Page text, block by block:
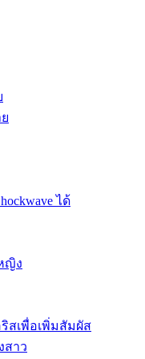
ได้
ญิง
สเพื่อเพิ่มสัมผัส
สาว